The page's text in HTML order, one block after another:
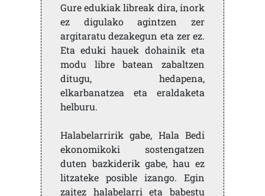
Gure edukiak libreak dira, inork
ez digulako agintzen zer
argitaratu dezakegun eta zer ez.
Eta eduki hauek dohainik eta
modu libre batean zabaltzen
ditugu, hedapena,
elkarbanatzea eta eraldaketa
helburu.
Halabelarririk gabe, Hala Bedi
ekonomikoki sostengatzen
duten bazkiderik gabe, hau ez
litzateke posible izango. Egin
zaitez halabelarri eta babestu